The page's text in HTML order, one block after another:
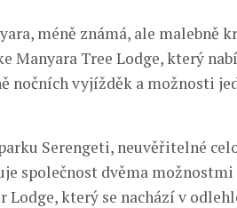
méně známá, ale malebně
Manyara Tree Lodge, který
nočních vyjížděk a možnosti
Serengeti, neuvěřitelné
společnost dvěma možnostmi
Lodge, který se nachází v